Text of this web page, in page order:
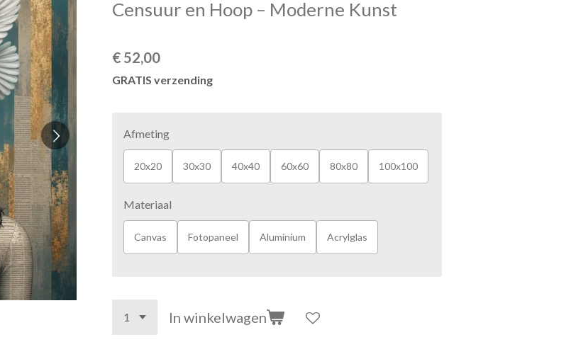
Censuur en Hoop – Moderne Kunst
€ 52,00
GRATIS verzending
Afmeting
20x20 30x30 40x40 60x60 80x80 100x100
Materiaal
Canvas Fotopaneel Aluminium Acrylglas
In winkelwagen